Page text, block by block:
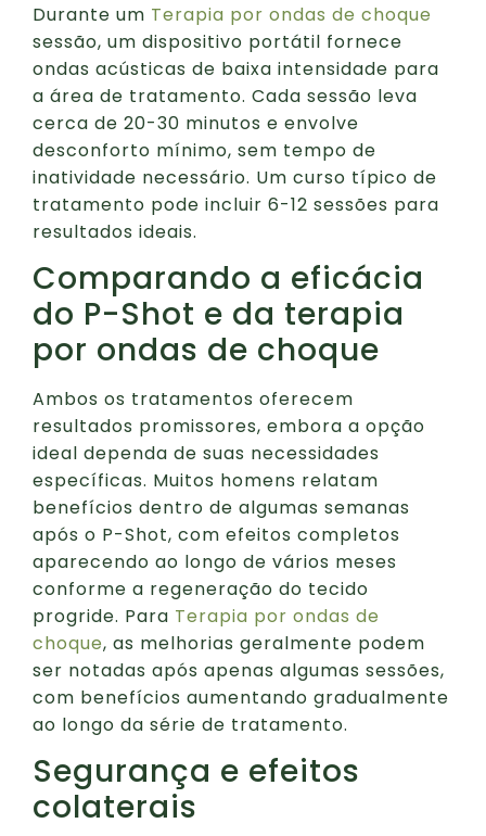
Durante um Terapia por ondas de choque
sessão, um dispositivo portátil fornece
ondas acústicas de baixa intensidade para
a área de tratamento. Cada sessão leva
cerca de 20-30 minutos e envolve
desconforto mínimo, sem tempo de
inatividade necessário. Um curso típico de
tratamento pode incluir 6-12 sessões para
resultados ideais.
Comparando a eficácia
do P-Shot e da terapia
por ondas de choque
Ambos os tratamentos oferecem
resultados promissores, embora a opção
ideal dependa de suas necessidades
específicas. Muitos homens relatam
benefícios dentro de algumas semanas
após o P-Shot, com efeitos completos
aparecendo ao longo de vários meses
conforme a regeneração do tecido
progride. Para Terapia por ondas de
choque, as melhorias geralmente podem
ser notadas após apenas algumas sessões,
com benefícios aumentando gradualmente
ao longo da série de tratamento.
Segurança e efeitos
colaterais